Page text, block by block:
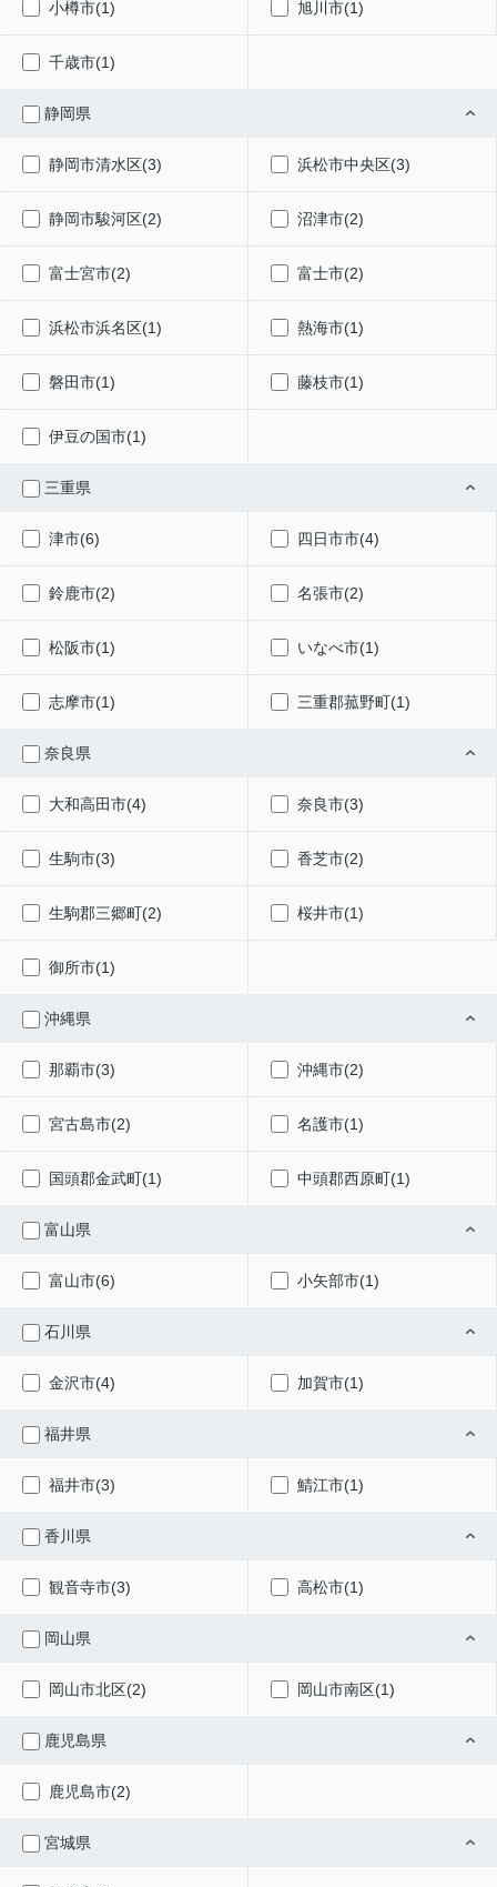
小樽市(1) 旭川市(1)
千歳市(1)
静岡県
静岡市清水区(3) 浜松市中央区(3)
静岡市駿河区(2) 沼津市(2)
富士宮市(2) 富士市(2)
浜松市浜名区(1) 熱海市(1)
磐田市(1) 藤枝市(1)
伊豆の国市(1)
三重県
津市(6) 四日市市(4)
鈴鹿市(2) 名張市(2)
松阪市(1) いなべ市(1)
志摩市(1) 三重郡菰野町(1)
奈良県
大和高田市(4) 奈良市(3)
生駒市(3) 香芝市(2)
生駒郡三郷町(2) 桜井市(1)
御所市(1)
沖縄県
那覇市(3) 沖縄市(2)
宮古島市(2) 名護市(1)
国頭郡金武町(1) 中頭郡西原町(1)
富山県
富山市(6) 小矢部市(1)
石川県
金沢市(4) 加賀市(1)
福井県
福井市(3) 鯖江市(1)
香川県
観音寺市(3) 高松市(1)
岡山県
岡山市北区(2) 岡山市南区(1)
鹿児島県
鹿児島市(2)
宮城県